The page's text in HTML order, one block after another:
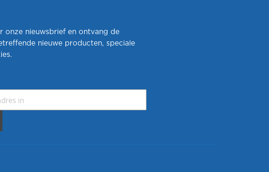
onze nieuwsbrief en ontvang de
nieuwe producten, speciale